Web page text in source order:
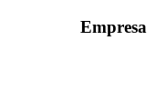
Empresa